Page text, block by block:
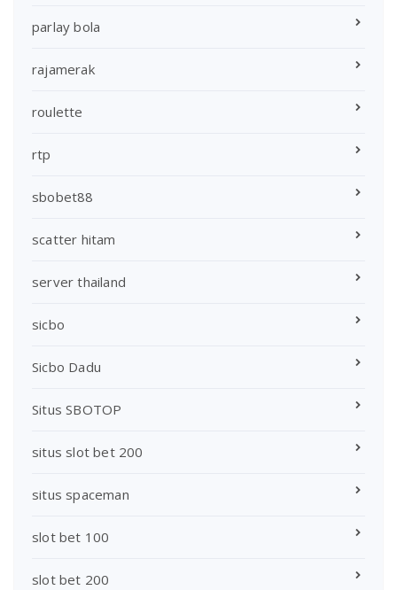
parlay bola
rajamerak
roulette
rtp
sbobet88
scatter hitam
server thailand
sicbo
Sicbo Dadu
Situs SBOTOP
situs slot bet 200
situs spaceman
slot bet 100
slot bet 200